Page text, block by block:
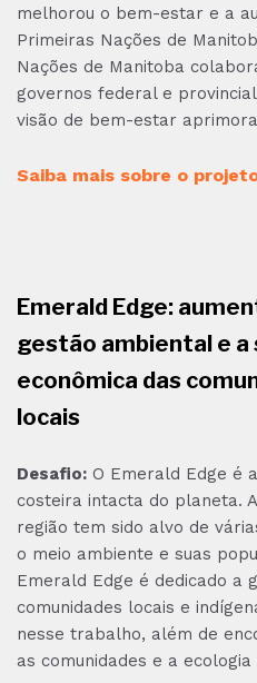
melhorou o bem-estar e a
Primeiras Nações de
Nações de Manitoba
governos federal e
visão de bem-estar
Saiba mais sobre o
Emerald Edge:
gestão ambiental e
econômica das
locais
Desafio: O Emerald Edge é
costeira intacta do planeta.
região tem sido alvo de
o meio ambiente e suas
Emerald Edge é dedicado a
comunidades locais e
nesse trabalho, além de
as comunidades e a